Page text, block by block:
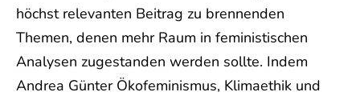
höchst relevanten Beitrag zu brennenden
Themen, denen mehr Raum in feministischen
Analysen zugestanden werden sollte. Indem
Andrea Günter Ökofeminismus, Klimaethik und